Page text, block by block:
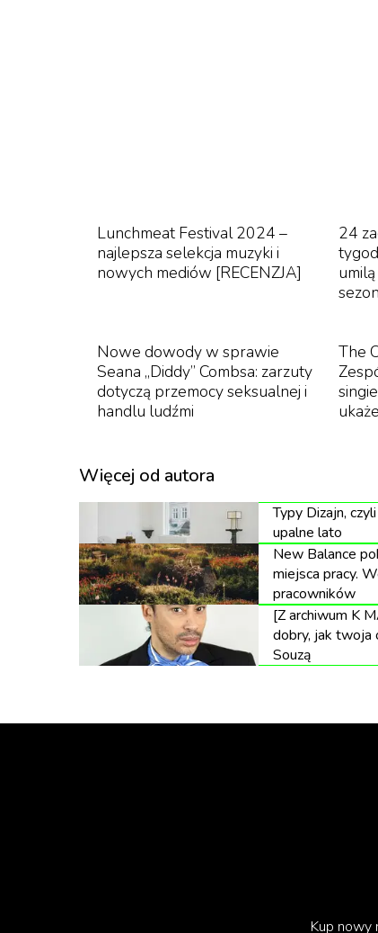
kilkunastu doświadczonych
Timecode.
Iluzjon, na której przyznano nagrody
Kategorie CRAFT:
Zwyciężczyni: Monika Kmita „Yes. Portret
I Wyróżnienie: Filip Załuska „SAR Bingo”
II Wyróżnienie: Marcin Pucyk „Unilever /
Zdjęcia:
Zwycięzca: Mikołaj Syguda „Yes. Portret
I Wyróżnienie: Julian Kernbach „HBO
I Wyróżnienie: Paweł Dąbrowski „HBO
II Wyróżnienie: Natalia Mleczak „Image
Lunchmeat Festival 2024 –
najlepsza selekcja muzyki i
nowych mediów [RECENZJA]
24
Nowe dowody w sprawie
Seana „Diddy” Combsa: zarzuty
dotyczą przemocy seksualnej i
handlu ludźmi
The
Więcej od autora
Typy Dizajn,
upalne lato
New Balance
miejsca pracy.
pracowników
[Z archiwum K
dobry, jak twoja
Souzą
Kup nowy